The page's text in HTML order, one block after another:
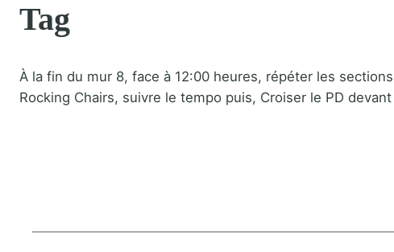
Tag
À la fin du mur 8, face à 12:00 heures, répéter les
Rocking Chairs, suivre le tempo puis, Croiser le PD